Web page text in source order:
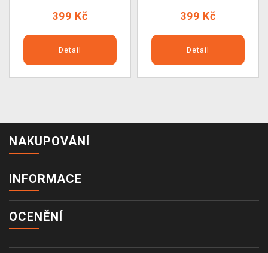
399 Kč
Detail
399 Kč
Detail
NAKUPOVÁNÍ
INFORMACE
OCENĚNÍ